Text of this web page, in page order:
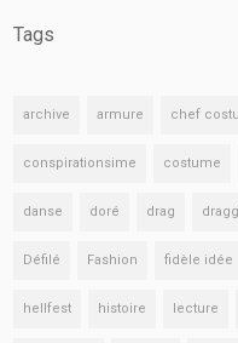
Tags
archive armure chef
conspirationsime costume
danse doré drag
Défilé Fashion fidèle idée
hellfest histoire lecture